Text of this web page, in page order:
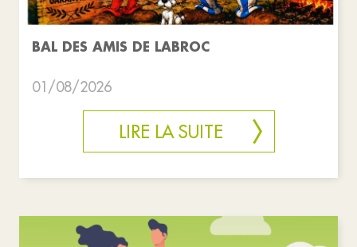
BAL DES AMIS DE LABROC
01/08/2026
LIRE LA SUITE